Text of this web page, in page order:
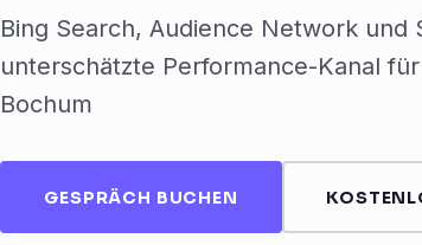
Bing Search, Audience Network und
unterschätzte Performance-Kanal
Bochum
GESPRÄCH BUCHEN